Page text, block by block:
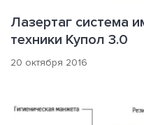
Лазертаг система
техники Купол 3.0
20 октября 2016